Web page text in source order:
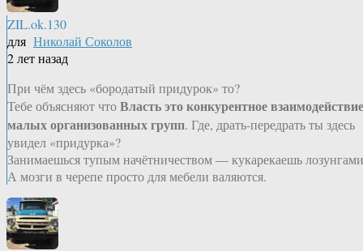
ZIL.ok.130
для Николай Соколов
2 лет назад
При чём здесь «бородатый придурок» то?
Тебе объясняют чтоВласть это конкурентное взаимодействие
малых организованных групп. Где, драть-передрать ты здесь
увидел «придурка»?
Занимаешься тупым начётничеством — кукарекаешь
А мозги в черепе просто для мебели валяются.